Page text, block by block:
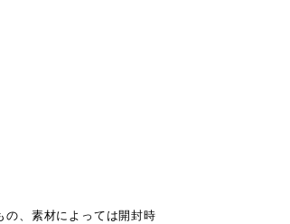
の、素材によっては開封時